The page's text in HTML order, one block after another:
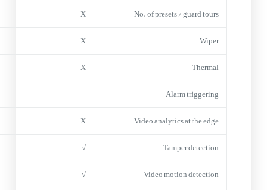
No. of presets / guard tours
X
Wiper
X
Thermal
X
Alarm triggering
Video analytics at the edge
X
Tamper detection
√
Video motion detection
√